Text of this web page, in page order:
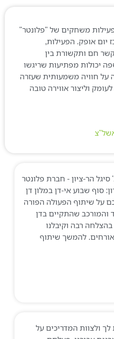
משחקים של "פלונטר"
הפעילות,
ותקשורת בין
מפתיעות שריגשו
משמעותית שעזרה
אווירה טובה
ציון - חברת פלונטר
שבוע אי-דן במלון דן
הפעולה הפורה
שהתקיים בדן
רבה וקיבלנו
להמשך שיתוף
המדריכים על